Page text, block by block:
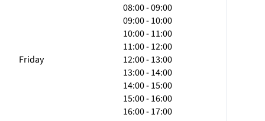
Friday
08:00 - 09:00
09:00 - 10:00
10:00 - 11:00
11:00 - 12:00
12:00 - 13:00
13:00 - 14:00
14:00 - 15:00
15:00 - 16:00
16:00 - 17:00